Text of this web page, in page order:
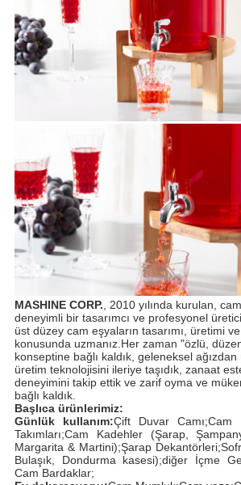
MASHINE CORP., 2010 yılında kurulan,
deneyimli bir tasarımcı ve profesyonel
üst düzey cam eşyaların tasarımı, üretimi ve
konusunda uzmanız.Her zaman "özlü,
konseptine bağlı kaldık, geleneksel ağızdan
üretim teknolojisini ileriye taşıdık, zanaat
deneyimini takip ettik ve zarif oyma ve
bağlı kaldık.
Başlıca ürünlerimiz:
Günlük kullanım:Çift Duvar Camı;Cam
Takımları;Cam Kadehler (Şarap,
Margarita & Martini);Şarap
Bulaşık, Dondurma kasesi);diğer İçme
Cam Bardaklar;